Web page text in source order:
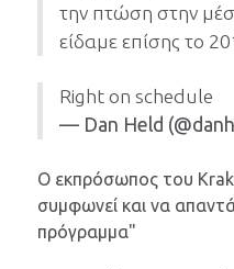
την πτώση στην
είδαμε επίσης το
Right on schedule
— Dan Held
Ο εκπρόσωπος του
συμφωνεί και να
πρόγραμμα"